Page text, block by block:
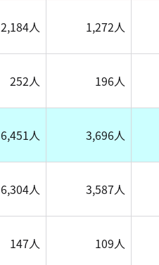
2,184人 1,272人
252人 196人
6,451人 3,696人
6,304人 3,587人
147人 109人